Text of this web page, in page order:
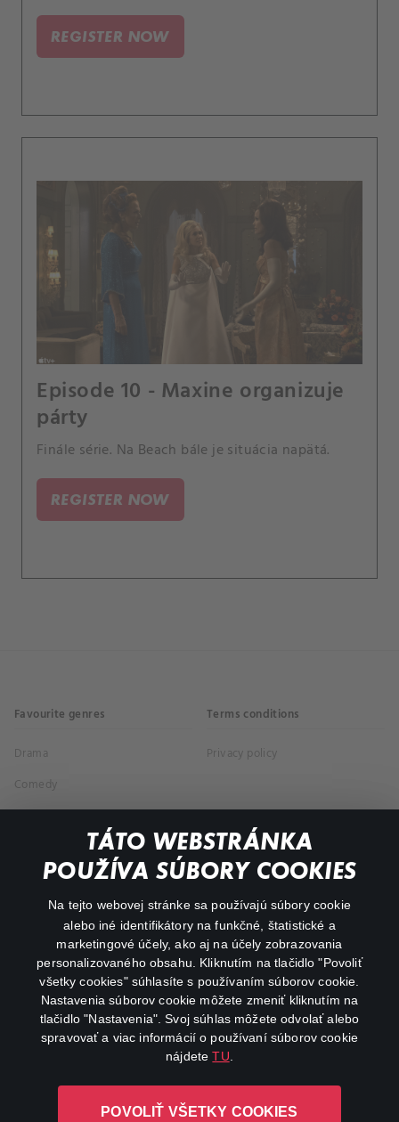
TÁTO WEBSTRÁNKA
POUŽÍVA SÚBORY COOKIES
Na tejto webovej stránke sa používajú súbory cookie
alebo iné identifikátory na funkčné, štatistické a
marketingové účely, ako aj na účely zobrazovania
personalizovaného obsahu. Kliknutím na tlačidlo "Povoliť
všetky cookies" súhlasíte s používaním súborov cookie.
Nastavenia súborov cookie môžete zmeniť kliknutím na
tlačidlo "Nastavenia". Svoj súhlas môžete odvolať alebo
spravovať a viac informácií o používaní súborov cookie
nájdeteTU
POVOLIŤ VŠETKY COOKIES
REGISTER NOW
Episode 10 - Maxine organizuje
párty
Finále série. Na Beach bále je situácia napätá.
REGISTER NOW
Favourite genres
Drama
Comedy
Documentaries
Terms conditions
Privacy policy
My profile
Important links
Canal+ Luxembourg S. à r.l. so sídlom Rue Albert Borschette 4,